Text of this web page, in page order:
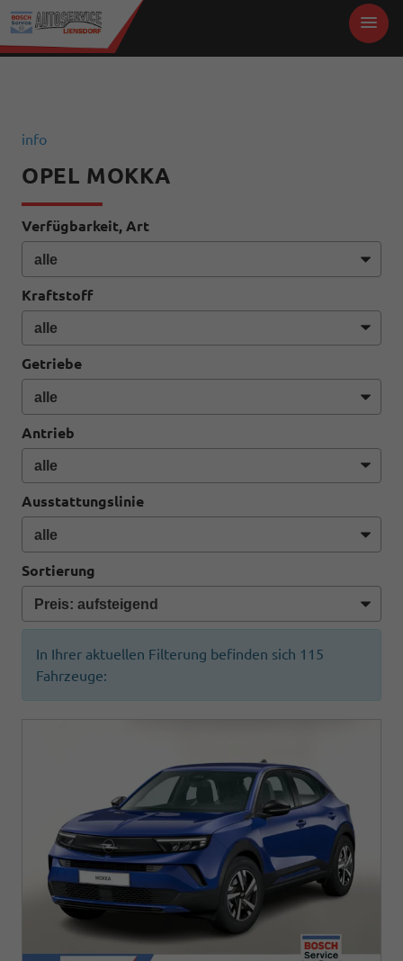
info
OPEL MOKKA
Verfügbarkeit, Art
Kraftstoff
Getriebe
Antrieb
Ausstattungslinie
Sortierung
In Ihrer aktuellen Filterung befinden sich 115
Fahrzeuge: